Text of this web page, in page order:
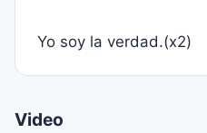
Yo soy la verdad.(x2)
Video